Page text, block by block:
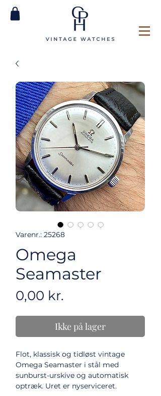
Varenr.: 25268
Omega
Seamaster
0,00 kr.
Ikke på lager
Flot, klassisk og tidløst vintage
Omega Seamaster i stål med
sunburst-urskive og automatisk
optræk. Uret er nyserviceret.